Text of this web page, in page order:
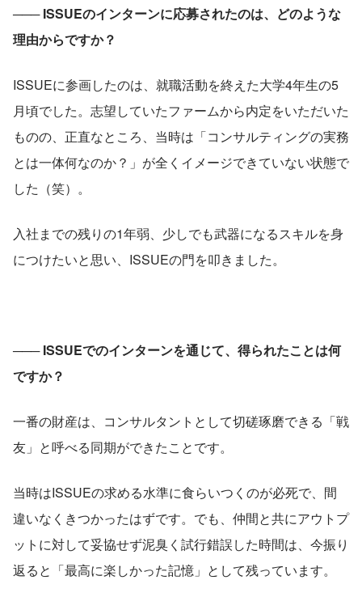
─── ISSUEのインターンに応募されたのは、どのような
理由からですか？
ISSUEに参画したのは、就職活動を終えた大学4年生の5
月頃でした。志望していたファームから内定をいただいた
ものの、正直なところ、当時は「コンサルティングの実務
とは一体何なのか？」が全くイメージできていない状態で
した（笑）。
入社までの残りの1年弱、少しでも武器になるスキルを身
につけたいと思い、ISSUEの門を叩きました。
─── ISSUEでのインターンを通じて、得られたことは何
ですか？
一番の財産は、コンサルタントとして切磋琢磨できる「戦
友」と呼べる同期ができたことです。
当時はISSUEの求める水準に食らいつくのが必死で、間
違いなくきつかったはずです。でも、仲間と共にアウトプ
ットに対して妥協せず泥臭く試行錯誤した時間は、今振り
返ると「最高に楽しかった記憶」として残っています。